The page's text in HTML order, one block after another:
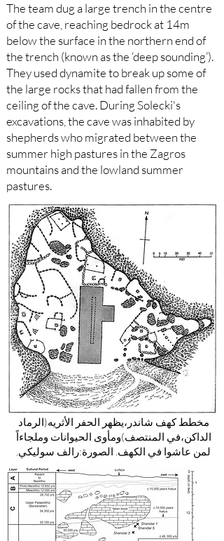
The team dug a large trench in the centre
of the cave, reaching bedrock at 14m
below the surface in the northern end of
the trench (known as the ‘deep sounding’).
They used dynamite to break up some of
the large rocks that had fallen from the
ceiling of the cave. During Solecki's
excavations, the cave was inhabited by
shepherds who migrated between the
summer high pastures in the Zagros
mountains and the lowland summer
pastures.
مخطط كهف شاندر،يظهر الحفر الأثريه(الرماد
الداكن،في المنتصف)ومأوى الحيوانات وملجاءاً
لمن عاشوا في الكهف. الصورة:رالف سوليكي.